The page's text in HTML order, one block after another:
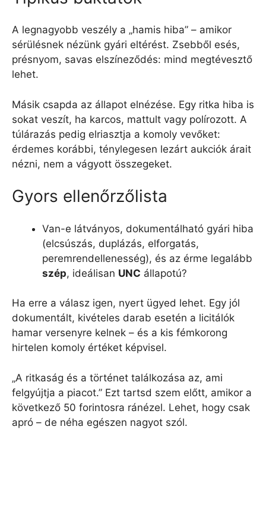
A legnagyobb veszély a „hamis hiba” – amikor
sérülésnek nézünk gyári eltérést. Zsebből esés,
présnyom, savas elszíneződés: mind megtévesztő
lehet.
Másik csapda az állapot elnézése. Egy ritka hiba is
sokat veszít, ha karcos, mattult vagy polírozott. A
túlárazás pedig elriasztja a komoly vevőket:
érdemes korábbi, ténylegesen lezárt aukciók árait
nézni, nem a vágyott összegeket.
Gyors ellenőrzőlista
Van-e látványos, dokumentálható gyári hiba
(elcsúszás, duplázás, elforgatás,
peremrendellenesség), és az érme legalább
szép, ideálisan UNC állapotú?
Ha erre a válasz igen, nyert ügyed lehet. Egy jól
dokumentált, kivételes darab esetén a licitálók
hamar versenyre kelnek – és a kis fémkorong
hirtelen komoly értéket képvisel.
„A ritkaság és a történet találkozása az, ami
felgyújtja a piacot.” Ezt tartsd szem előtt, amikor a
következő 50 forintosra ránézel. Lehet, hogy csak
apró – de néha egészen nagyot szól.